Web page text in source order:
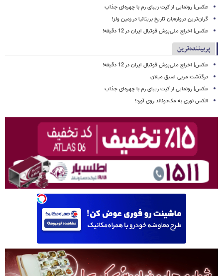
عکس| رونمایی از کیت زیبای رم با چهره‌ای جذاب
گران‌ترین دروازه‌بان تاریخ بریتانیا در زمین ولز!
عکس| اخراج ملی‌پوش فوتبال ایران در 12 دقیقه!
پربیننده‌ترین
عکس| اخراج ملی‌پوش فوتبال ایران در 12 دقیقه!
درگذشت مربی اسبق میلان
عکس| رونمایی از کیت زیبای رم با چهره‌ای جذاب
الکس نوری به مک‌دونالد روی آورد!